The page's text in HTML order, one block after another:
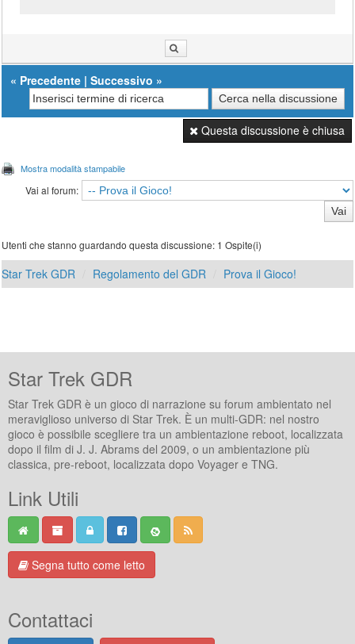
« Precedente |Successivo »
Questa discussione è chiusa
Mostra modalità stampabile
Vai al forum:
Utenti che stanno guardando questa discussione: 1 Ospite(i)
Star Trek GDR Regolamento del GDR Prova il Gioco!
Star Trek GDR
Star Trek GDR è un gioco di narrazione su forum ambientato nel
meraviglioso universo di Star Trek. È un multi-GDR: nel nostro
gioco è possibile scegliere tra un ambientazione reboot, localizzata
dopo il film di J. J. Abrams del 2009, o un ambientazione più
classica, pre-reboot, localizzata dopo Voyager e TNG.
Link Utili
Segna tutto come letto
Contattaci